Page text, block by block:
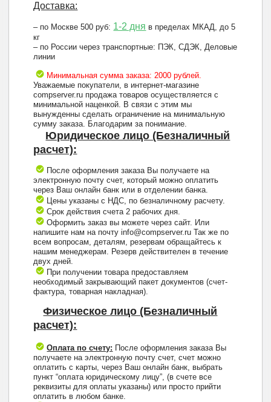
Доставка:
– по Москве 500 руб: 1-2 дня в пределах МКАД, до 5
кг
– по России через транспортные: ПЭК, СДЭК, Деловые
линии
Минимальная сумма заказа: 2000 рублей.
Уважаемые покупатели, в интернет-магазине
compserver.ru продажа товаров осуществляется с
минимальной наценкой. В связи с этим мы
вынужденны сделать ограничение на минимальную
сумму заказа. Благодарим за понимание.
Юридическое лицо (Безналичный
расчет):
После оформления заказа Вы получаете на
электронную почту счет, который можно оплатить
через Ваш онлайн банк или в отделении банка.
Цены указаны с НДС, по безналичному расчету.
Срок действия счета 2 рабочих дня.
Оформить заказ вы можете через сайт. Или
напишите нам на почту info@compserver.ru Так же по
всем вопросам, деталям, резервам обращайтесь к
нашим менеджерам. Резерв действителен в течение
двух дней.
При получении товара предоставляем
необходимый закрывающий пакет документов (счет-
фактура, товарная накладная).
Физическое лицо (Безналичный
расчет):
Оплата по счету: После оформления заказа Вы
получаете на электронную почту счет, счет можно
оплатить с карты, через Ваш онлайн банк, выбрать
пункт “оплата юридическому лицу”, (в счете все
реквизиты для оплаты указаны) или просто прийти
оплатить в любом банке.